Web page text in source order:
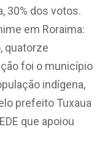
30% dos votos.
em Roraima:
quatorze
foi o município
indígena,
prefeito Tuxaua
que apoiou